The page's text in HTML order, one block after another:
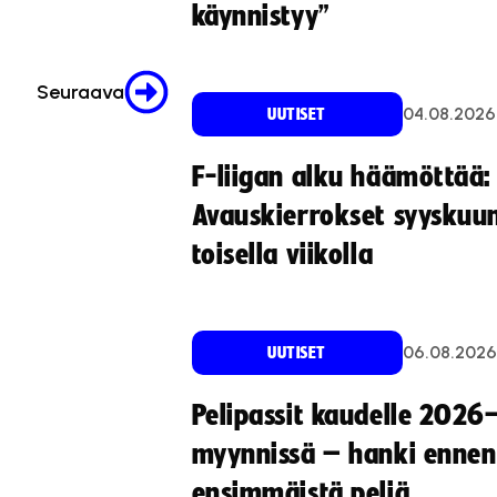
Seuraava
käynnistyy”
UUTISET 04.08.2026
F-liigan alku häämöttää:
Avauskierrokset
toisella viikolla
UUTISET 06.08.2026
Pelipassit kaudelle
myynnissä – hanki ennen